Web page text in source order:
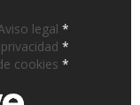
legal *
*
cookies *